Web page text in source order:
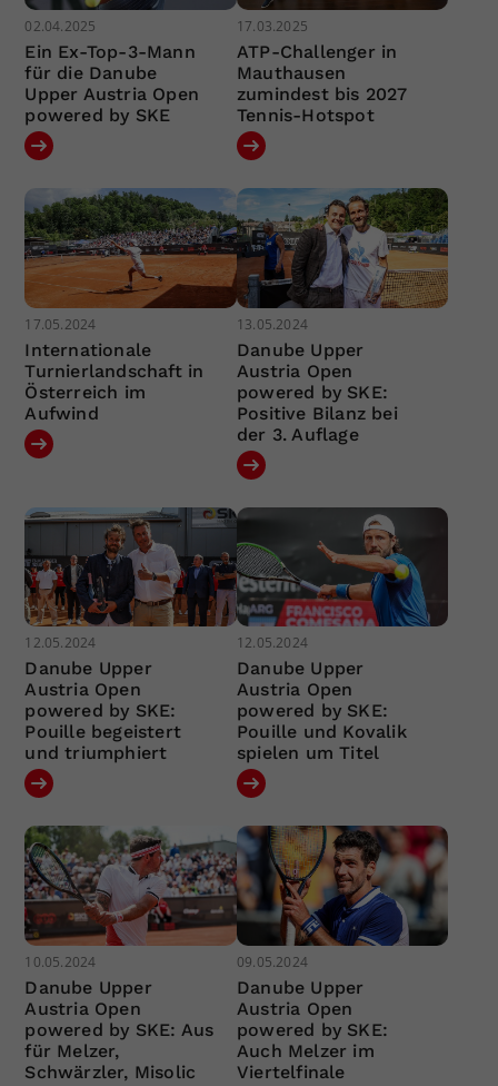
02.04.2025
Ein Ex-Top-3-Mann
für die Danube
Upper Austria Open
powered by SKE
17.03.2025
ATP-Challenger in
Mauthausen
zumindest bis 2027
Tennis-Hotspot
17.05.2024
Internationale
Turnierlandschaft in
Österreich im
Aufwind
13.05.2024
Danube Upper
Austria Open
powered by SKE:
Positive Bilanz bei
der 3. Auflage
12.05.2024
Danube Upper
Austria Open
powered by SKE:
Pouille begeistert
und triumphiert
12.05.2024
Danube Upper
Austria Open
powered by SKE:
Pouille und Kovalik
spielen um Titel
10.05.2024
Danube Upper
Austria Open
powered by SKE: Aus
für Melzer,
Schwärzler, Misolic
09.05.2024
Danube Upper
Austria Open
powered by SKE:
Auch Melzer im
Viertelfinale